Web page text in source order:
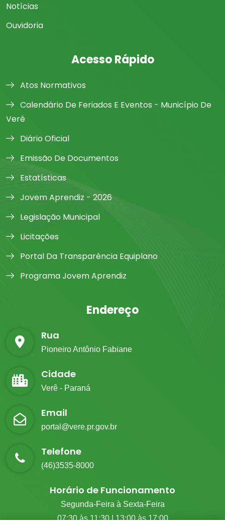
Notícias
Ouvidoria
Acesso Rápido
Atos Normativos
Calendário De Feriados E Eventos - Município De
Verê
Diário Oficial
Emissão De Documentos
Estatísticas
Jovem Aprendiz - 2026
Legislação Municipal
Licitações
Portal Da Transparência Equiplano
Programa Jovem Aprendiz
Endereço
Rua
Pioneiro Antônio Fabiane
Cidade
Verê - Paraná
Email
portal@vere.pr.gov.br
Telefone
(46)3535-8000
Horário de Funcionamento
Segunda-Feira à Sexta-Feira
07:30 às 11:30 | 13:00 às 17:00